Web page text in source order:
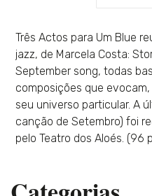
Três Actos para Um Blue
jazz, de Marcela Costa:
September song, todas
composições que
seu universo particular. A
canção de Setembro) foi
pelo Teatro dos Aloés. (96